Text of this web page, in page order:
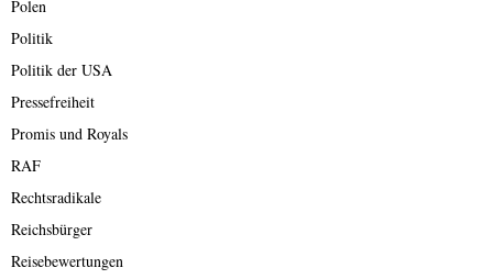
Polen
Politik
Politik der USA
Pressefreiheit
Promis und Royals
RAF
Rechtsradikale
Reichsbürger
Reisebewertungen